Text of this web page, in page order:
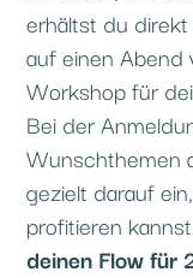
erhältst du
auf einen Abend
Workshop für
Bei der
Wunschthemen
gezielt darauf
profitieren
deinen Flow für